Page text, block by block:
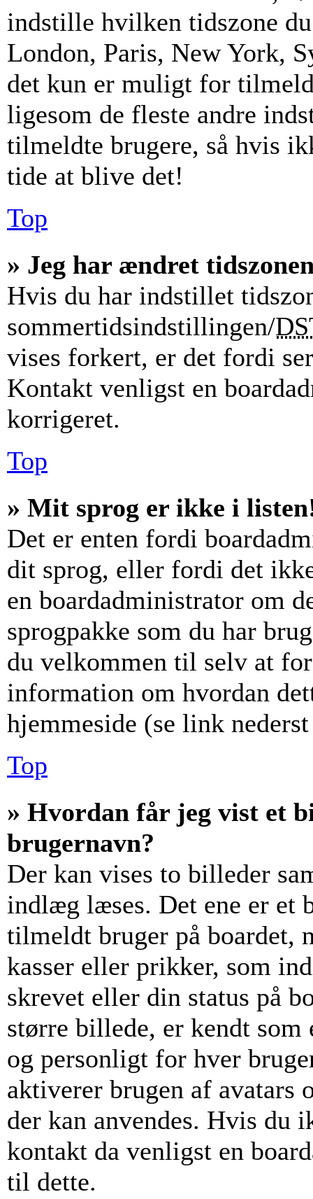
indstille hvilken tidszone
London, Paris, New York,
det kun er muligt for
ligesom de fleste andre
tilmeldte brugere, så hvis
tide at blive det!
Top
» Jeg har ændret
Hvis du har indstillet
sommertidsindstillingen/
vises forkert, er det fordi
Kontakt venligst en
korrigeret.
Top
» Mit sprog er ikke i
Det er enten fordi
dit sprog, eller fordi det
en boardadministrator om
sprogpakke som du har
du velkommen til selv at
information om hvordan
hjemmeside (se link
Top
» Hvordan får jeg vist et
brugernavn?
Der kan vises to billeder
indlæg læses. Det ene er et
tilmeldt bruger på boardet,
kasser eller prikker, som
skrevet eller din status på
større billede, er kendt
og personligt for hver
aktiverer brugen af avatars
der kan anvendes. Hvis du
kontakt da venligst en
til dette.